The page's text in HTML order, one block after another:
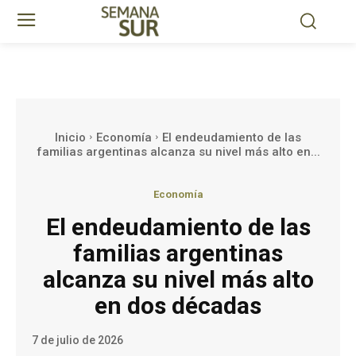
Inicio Economía
El endeudamiento de las
familias argentinas alcanza su nivel más alto en...
Economía
El endeudamiento de las
familias argentinas
alcanza su nivel más alto
en dos décadas
7 de julio de 2026